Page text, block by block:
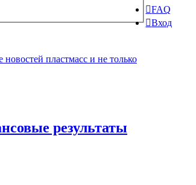
FAQ
Вход
пластмасс и не только
результаты